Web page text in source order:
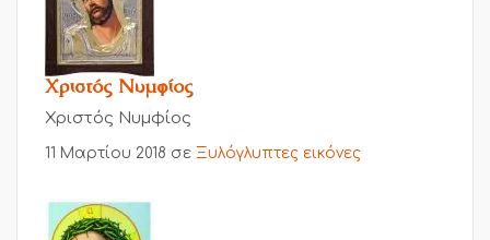
Χριστός Νυμφίος
Χριστός Νυμφίος
11 Μαρτίου 2018 σε Ξυλόγλυπτες εικόνες